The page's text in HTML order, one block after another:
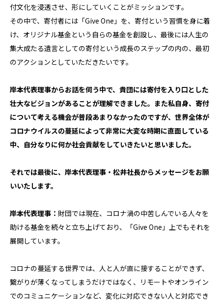
付文化を浸透させ、形にしていくことがミッションです。
その中で、寄付者には「Give One」を、寄付という習慣を身に着
け、オリジナル基金という自らの基金を創設し、最後には人生の
集大成たる遺言としての寄付という成長のステップの内の、最初
のアクションとしていただきたいです。
岸本代表理事からお話を伺う中で、貴団には寄付を入り口とした
壮大なビジョンがあることが理解できました。また私自身、寄付
について考える機会が普段あまりなかったのですが、世界全体が
コロナウイルスの蔓延によって非常に大変な時期に直面している
中、自分なりに何か社会貢献をしていきたいと思いました。
それでは最後に、岸本代表理事・松井社長からメッセージをお願
いいたします。
岸本代表理事： 財団では現在、コロナ渦の中苦しんでいる人々を
助ける基金を続々と立ち上げており、「Give One」上でもそれを
展開しています。
コロナの蔓延する世界では、人と人が直に接することができず、
繋がりが薄くなってしまうだけではなく、リモートやオンライン
でのコミュニケーションなど、変化に対応できない人と対応でき